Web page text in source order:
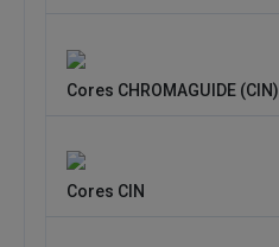
Cores CHROMAGUIDE (CIN)
Cores CIN